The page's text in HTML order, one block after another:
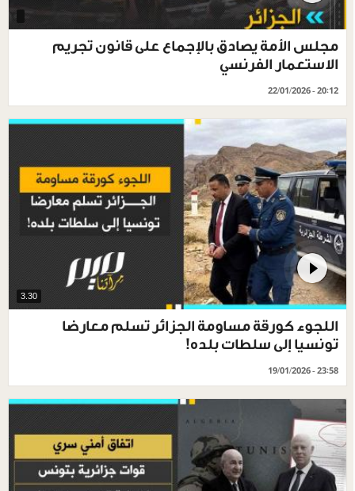
مجلس الأمة يصادق بالإجماع على قانون تجريم
الاستعمار الفرنسي
22/01/2026 - 20:12
3.30
اللجوء كورقة مساومة الجزائر تسلم معارضا
تونسيا إلى سلطات بلده!
19/01/2026 - 23:58